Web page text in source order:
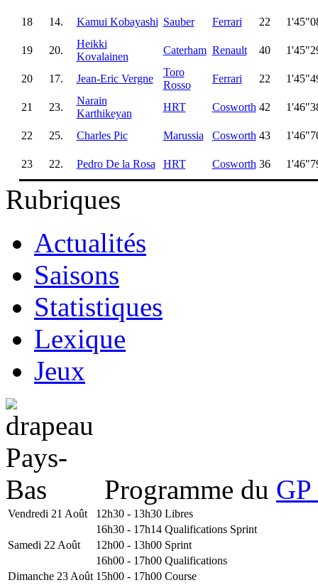
18 14. Kamui Kobayashi Sauber Ferrari 22
19 20.
Heikki
Kovalainen
Caterham Renault 40
20 17. Jean-Eric Vergne
Toro
Rosso
Ferrari 22
21 23.
Narain
Karthikeyan
HRT Cosworth 42
22 25. Charles Pic Marussia Cosworth 43
23 22. Pedro De la Rosa HRT Cosworth 36
Rubriques
Actualités
Saisons
Statistiques
Lexique
Jeux
Programme du
Vendredi 21 Août 12h30 - 13h30 Libres
16h30 - 17h14 Qualifications Sprint
Samedi 22 Août
12h00 - 13h00 Sprint
16h00 - 17h00 Qualifications
Dimanche 23 Août 15h00 - 17h00 Course